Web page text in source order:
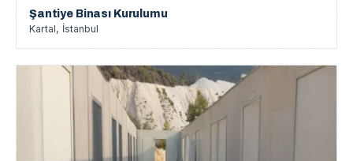
Şantiye Binası Kurulumu
Kartal, İstanbul